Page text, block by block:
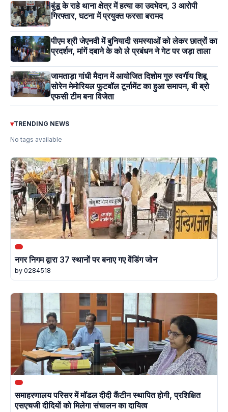
बुंडू के राहे थाना क्षेत्र में हत्या का उदभेदन, 3 आरोपी
गिरफ्तार, घटना में प्रयुक्त फरसा बरामद
पीएम श्री जेएनवी में बुनियादी समस्याओं को लेकर छात्रों का
प्रदर्शन, मांगें दबाने के को ले प्रबंधन ने गेट पर जड़ा ताला
जामताड़ा गांधी मैदान में आयोजित दिशोम गुरु स्वर्गीय शिबू
सोरेन मेमोरियल फुटबॉल टूर्नामेंट का हुआ समापन, बी ब्रो
एफसी टीम बना विजेता
▾TRENDING NEWS
No tags available
नगर निगम द्वारा 37 स्थानों पर बनाए गए वेंडिंग जोन
by 0284518
समाहरणालय परिसर में मॉडल दीदी कैंटीन स्थापित होगी, प्रशिक्षित
एसएचजी दीदियों को मिलेगा संचालन का दायित्व